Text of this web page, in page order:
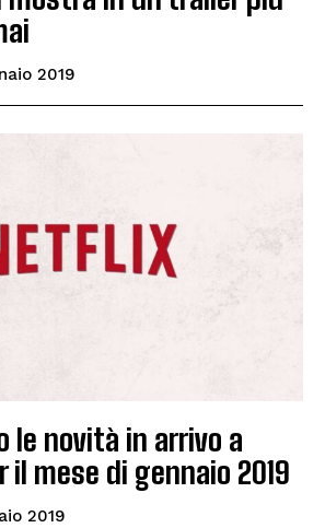
2019
le novità in arrivo a
il mese di gennaio 2019
2019